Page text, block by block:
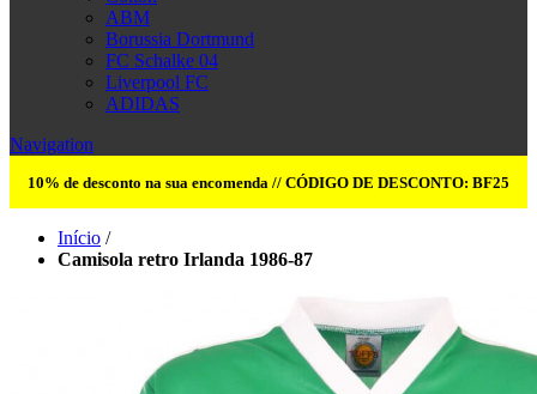
ABM
Borussia Dortmund
FC Schalke 04
Liverpool FC
ADIDAS
Navigation
10% de desconto na sua encomenda // CÓDIGO DE DESCONTO: BF25
Início /
Camisola retro Irlanda 1986-87